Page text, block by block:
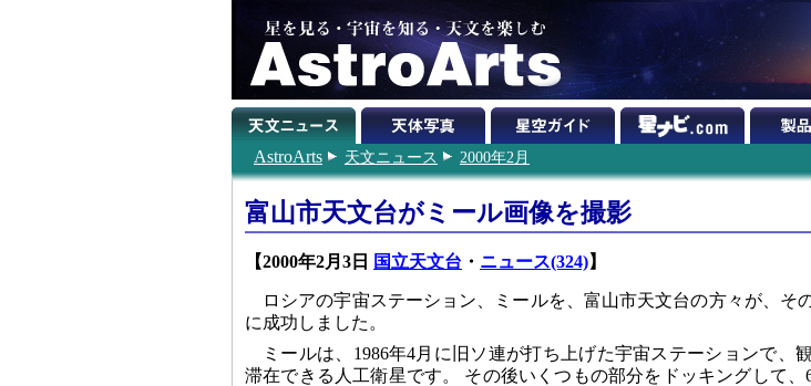
AstroArts 天文ニュース 2000年2月
富山市天文台がミール画像を撮影
【2000年2月3日 国立天文台 ・ ニュース(324)】
ロシアの宇宙ステーション、ミールを、富山市天文台の方々が、そ
に成功しました。
ミールは、1986年4月に旧ソ連が打ち上げた宇宙ステーションで、
滞在できる人工衛星です。 その後いくつもの部分をドッキングして